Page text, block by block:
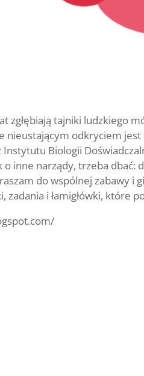
zgłębiają tajniki ludzkiego
nieustającym odkryciem
Biologii
o inne narządy, trzeba dbać:
do wspólnej zabawy
i łamigłówki, które